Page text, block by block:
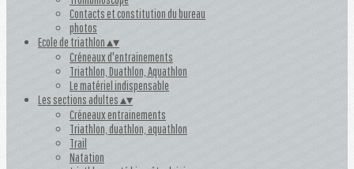
Contacts et constitution du bureau
photos
Ecole de triathlon▴▾
Créneaux d'entrainements
Triathlon, Duathlon, Aquathlon
Le matériel indispensable
Les sections adultes▴▾
Créneaux entrainements
Triathlon, duathlon, aquathlon
Trail
Natation